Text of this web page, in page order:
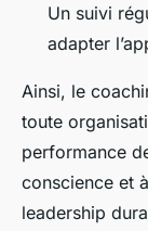
Un suivi
adapter
Ainsi, le
toute
performance
conscience et
leadership